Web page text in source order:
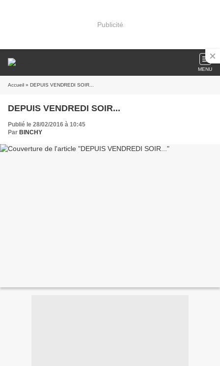
Publicité
MENU
Accueil » DEPUIS VENDREDI SOIR...
DEPUIS VENDREDI SOIR...
Publié le 28/02/2016 à 10:45
Par BINCHY